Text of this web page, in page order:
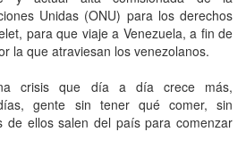
Unidas (ONU) para los derechos
para que viaje a Venezuela, a fin de
la que atraviesan los venezolanos.
crisis que día a día crece más,
gente sin tener qué comer, sin
de ellos salen del país para comenzar